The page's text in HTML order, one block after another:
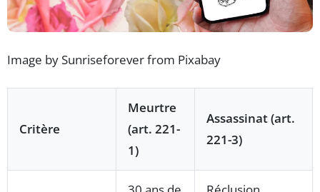
Image by Sunriseforever from Pixabay
Critère
Meurtre
(art. 221-
1)
Assassinat (art.
221-3)